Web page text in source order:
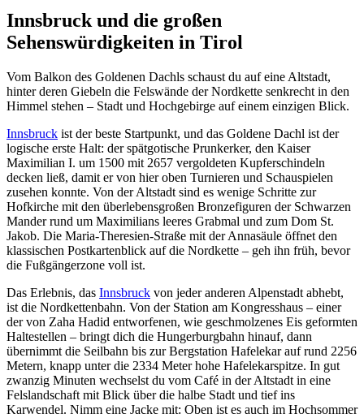
Innsbruck und die großen
Sehenswürdigkeiten in Tirol
Vom Balkon des Goldenen Dachls schaust du auf eine Altstadt,
hinter deren Giebeln die Felswände der Nordkette senkrecht in den
Himmel stehen – Stadt und Hochgebirge auf einem einzigen Blick.
Innsbruck ist der beste Startpunkt, und das Goldene Dachl ist der
logische erste Halt: der spätgotische Prunkerker, den Kaiser
Maximilian I. um 1500 mit 2657 vergoldeten Kupferschindeln
decken ließ, damit er von hier oben Turnieren und Schauspielen
zusehen konnte. Von der Altstadt sind es wenige Schritte zur
Hofkirche mit den überlebensgroßen Bronzefiguren der Schwarzen
Mander rund um Maximilians leeres Grabmal und zum Dom St.
Jakob. Die Maria-Theresien-Straße mit der Annasäule öffnet den
klassischen Postkartenblick auf die Nordkette – geh ihn früh, bevor
die Fußgängerzone voll ist.
Das Erlebnis, das Innsbruck von jeder anderen Alpenstadt abhebt,
ist die Nordkettenbahn. Von der Station am Kongresshaus – einer
der von Zaha Hadid entworfenen, wie geschmolzenes Eis geformten
Haltestellen – bringt dich die Hungerburgbahn hinauf, dann
übernimmt die Seilbahn bis zur Bergstation Hafelekar auf rund 2256
Metern, knapp unter die 2334 Meter hohe Hafelekarspitze. In gut
zwanzig Minuten wechselst du vom Café in der Altstadt in eine
Felslandschaft mit Blick über die halbe Stadt und tief ins
Karwendel. Nimm eine Jacke mit: Oben ist es auch im Hochsommer